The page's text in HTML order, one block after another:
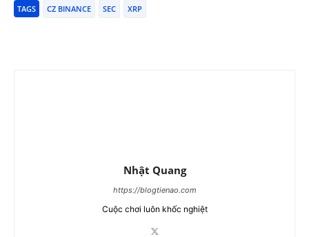
TAGS CZ BINANCE SEC XRP
Nhật Quang
https://blogtienao.com
Cuộc chơi luôn khốc nghiệt